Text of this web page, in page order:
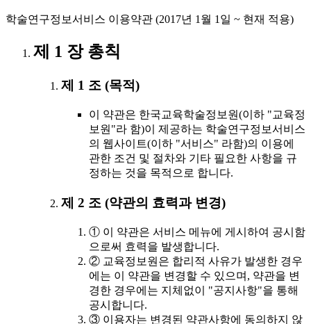
학술연구정보서비스 이용약관 (2017년 1월 1일 ~ 현재 적용)
제 1 장 총칙
제 1 조 (목적)
이 약관은 한국교육학술정보원(이하 "교육정
보원"라 함)이 제공하는 학술연구정보서비스
의 웹사이트(이하 "서비스" 라함)의 이용에
관한 조건 및 절차와 기타 필요한 사항을 규
정하는 것을 목적으로 합니다.
제 2 조 (약관의 효력과 변경)
① 이 약관은 서비스 메뉴에 게시하여 공시함
으로써 효력을 발생합니다.
② 교육정보원은 합리적 사유가 발생한 경우
에는 이 약관을 변경할 수 있으며, 약관을 변
경한 경우에는 지체없이 "공지사항"을 통해
공시합니다.
③ 이용자는 변경된 약관사항에 동의하지 않